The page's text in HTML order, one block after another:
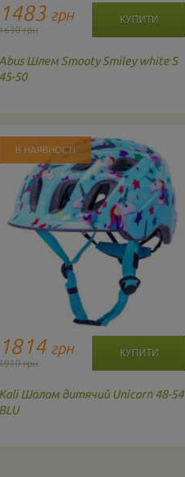
1483 грн
грн
Abus Шлем Smooty Smiley white S
45-50
В НАЯВНОСТІ
1814 грн
грн
Kali Шолом дитячий Unicorn 48-54
BLU